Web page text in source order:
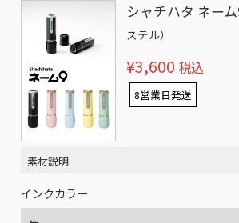
シャチハタ ネー
ステル）
¥3,600 税込
8営業日発送
素材説明
インクカラー